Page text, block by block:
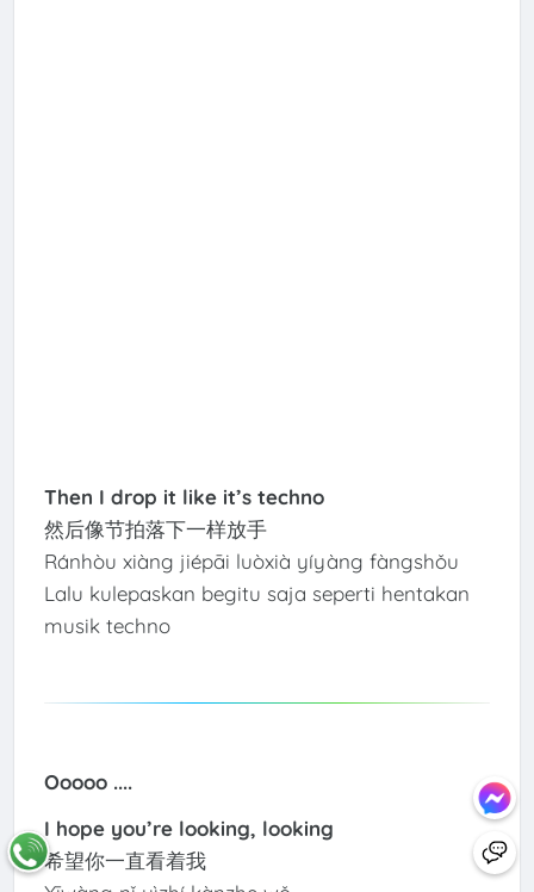
Then I drop it like it’s techno
然后像节拍落下一样放手
Ránhòu xiàng jiépāi luòxià yíyàng fàngshǒu
Lalu kulepaskan begitu saja seperti hentakan
musik techno
Ooooo ....
I hope you’re looking, looking
希望你一直看着我